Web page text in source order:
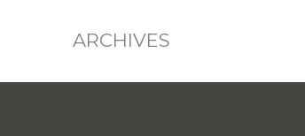
ARCHIVES